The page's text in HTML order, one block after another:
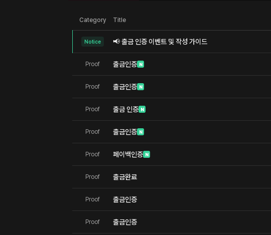
Category Title
Notice 📢 출금 인증 이벤트 및 작성 가이드
Proof 출금인증 N
Proof 출금인증 N
Proof 출금 인증 N
Proof 출금인증 N
Proof 페이백인증 N
Proof 출금완료
Proof 출금인증
Proof 출금인증